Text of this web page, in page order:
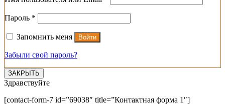
Пароль *
Запомнить меня Войти
Забыли свой пароль?
ЗАКРЫТЬ
Здравствуйте
[contact-form-7 id=”69038″ title=”Контактная форма 1″]